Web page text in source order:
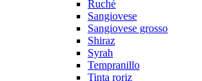
Ruché
Sangiovese
Sangiovese grosso
Shiraz
Syrah
Tempranillo
Tinta roriz